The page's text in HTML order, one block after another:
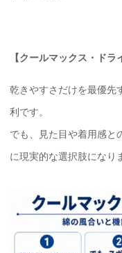
【クールマックス・ドラ
乾きやすさだけを最優先
利です。
でも、見た目や着用感と
に現実的な選択肢になり